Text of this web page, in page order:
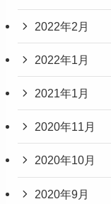
2022年2月
2022年1月
2021年1月
2020年11月
2020年10月
2020年9月